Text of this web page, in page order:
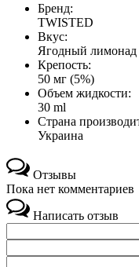
Бренд:
TWISTED
Вкус:
Ягодный лимонад
Крепость:
50 мг (5%)
Объем жидкости:
30 ml
Страна
Украина
Отзывы
Пока нет комментариев
Написать отзыв